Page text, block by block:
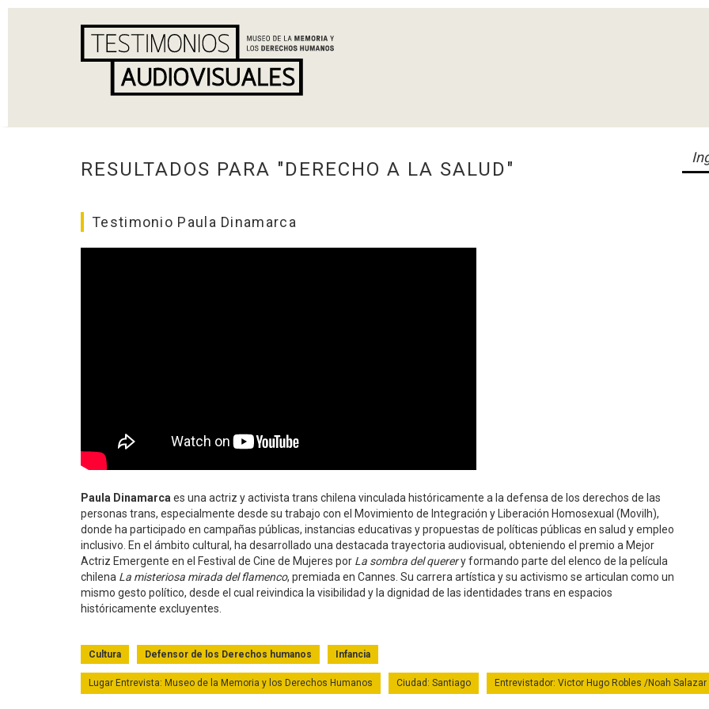
RESULTADOS PARA "DERECHO A LA SALUD"
Testimonio Paula Dinamarca
Paula Dinamarca es una actriz y activista trans chilena vinculada históricamente a la defensa de los derechos de las
personas trans, especialmente desde su trabajo con el Movimiento de Integración y Liberación Homosexual (Movilh),
donde ha participado en campañas públicas, instancias educativas y propuestas de políticas públicas en salud y empleo
inclusivo. En el ámbito cultural, ha desarrollado una destacada trayectoria audiovisual, obteniendo el premio a Mejor
Actriz Emergente en el Festival de Cine de Mujeres por La sombra del querery formando parte del elenco de la película
chilena La misteriosa mirada del flamenco, premiada en Cannes. Su carrera artística y su activismo se articulan como un
mismo gesto político, desde el cual reivindica la visibilidad y la dignidad de las identidades trans en espacios
históricamente excluyentes.
Cultura Defensor de los Derechos humanos Infancia
Lugar Entrevista: Museo de la Memoria y los Derechos Humanos Ciudad: Santiago Entrevistador: Victor Hugo Robles /Noah Salazar